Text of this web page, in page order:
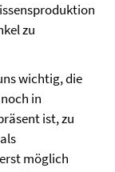
zu
wichtig, die
in
ist, zu
möglich